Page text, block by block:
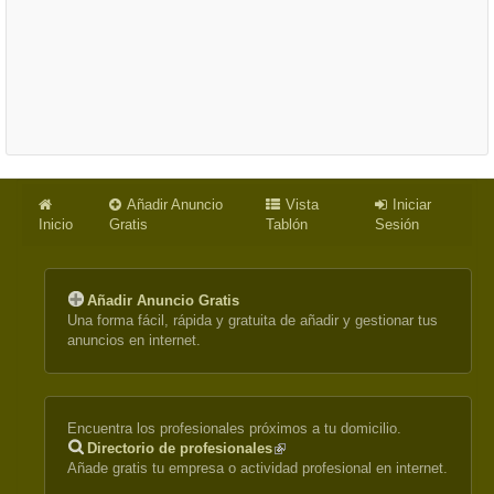
Inicio
Añadir Anuncio
Gratis
Vista
Tablón
Iniciar
Sesión
Añadir Anuncio Gratis
Una forma fácil, rápida y gratuita de añadir y gestionar tus
anuncios en internet.
Encuentra los profesionales próximos a tu domicilio.
Directorio de profesionales(link
is
Añade gratis tu empresa o actividad profesional en internet.